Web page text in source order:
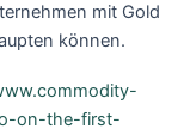
mit Gold
können.
on-the-first-